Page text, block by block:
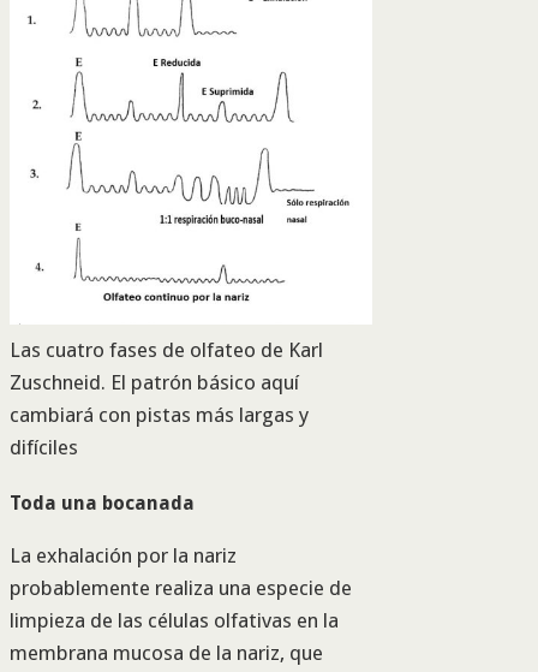
Las cuatro fases de olfateo de Karl
Zuschneid. El patrón básico aquí
cambiará con pistas más largas y
difíciles
Toda una bocanada
La exhalación por la nariz
probablemente realiza una especie de
limpieza de las células olfativas en la
membrana mucosa de la nariz, que